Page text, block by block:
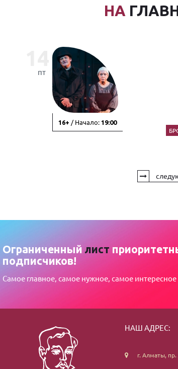
НА
пт
16+ / Начало: 19:00
Ограниченныйлист
подписчиков!
Самое главное, самое нужное, самое интересное
НАШ АДРЕС:
г. Алматы,